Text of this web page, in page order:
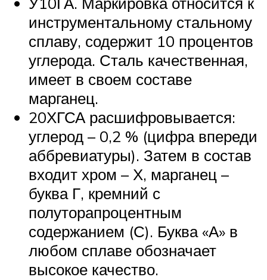
инструментальному стальному
сплаву, содержит 10 процентов
углерода. Сталь качественная,
имеет в своем составе
марганец.
20ХГСА расшифровывается:
углерод – 0,2 % (цифра впереди
аббревиатуры). Затем в состав
входит хром – Х, марганец –
буква Г, кремний с
полуторапроцентным
содержанием (С). Буква «А» в
любом сплаве обозначает
высокое качество.